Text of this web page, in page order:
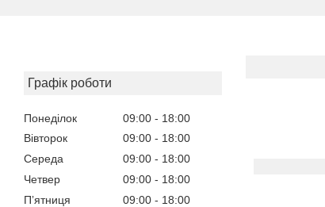
Графік роботи
Понеділок 09:00
18:00
Вівторок
09:00
18:00
Середа
09:00
18:00
Четвер
09:00
18:00
Пʼятниця
09:00
18:00